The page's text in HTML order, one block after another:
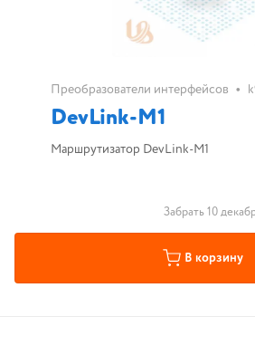
Преобразователи интерфейсов •
DevLink-М1
Маршрутизатор DevLink-М1
Забрать 10
В корзину